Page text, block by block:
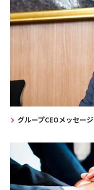
グループCEOメッセージ